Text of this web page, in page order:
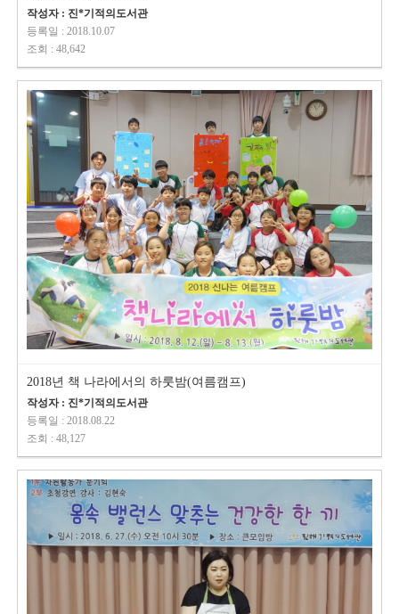
작성자 : 진*기적의도서관
등록일 : 2018.10.07
조회 : 48,642
2018년 책 나라에서의 하룻밤(여름캠프)
작성자 : 진*기적의도서관
등록일 : 2018.08.22
조회 : 48,127